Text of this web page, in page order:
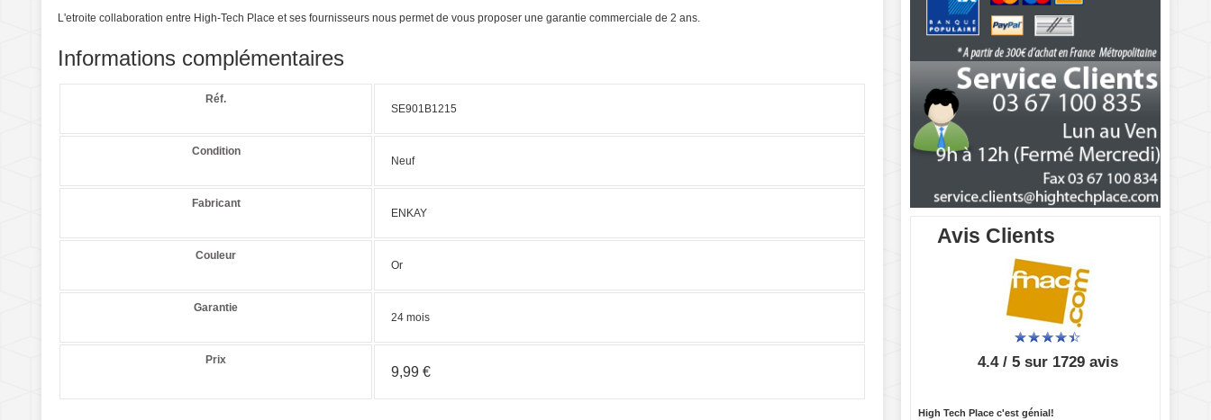
L'etroite collaboration entre High-Tech Place et ses fournisseurs nous permet de vous proposer une garantie commerciale de 2 ans.
Informations complémentaires
Réf.
SE901B1215
Condition
Neuf
Fabricant
ENKAY
Couleur
Or
Garantie
24 mois
Prix
9,99 €
Avis Clients
4.4 / 5 sur 1729 avis
High Tech Place c'est génial!